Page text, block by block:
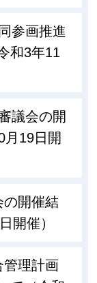
参画推進
和3年11
議会の開
月19日開
の開催結
開催）
管理計画